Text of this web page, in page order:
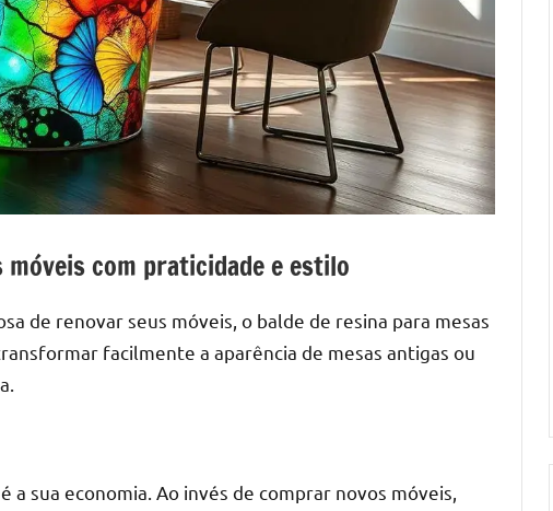
móveis com praticidade e estilo
de renovar seus móveis, o balde de resina para mesas
facilmente a aparência de mesas antigas ou
a sua economia. Ao invés de comprar novos móveis,